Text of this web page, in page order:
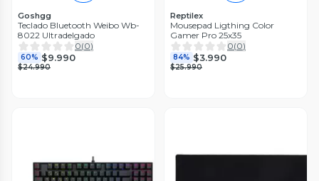
Goshgg
Teclado Bluetooth Weibo Wb-
8022 Ultradelgado
0(0)
60% $9.990
$24.990
Reptilex
Mousepad Ligthing Color
Gamer Pro 25x35
0(0)
84% $3.990
$25.990